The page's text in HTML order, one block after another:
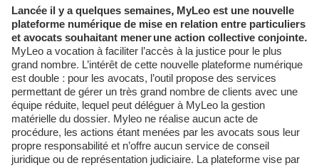
Lancée il y a quelques semaines, MyLeo est une nouvelle
plateforme numérique de mise en relation entre particuliers
et avocats souhaitant mener une action collective conjointe.
MyLeo a vocation à faciliter l’accès à la justice pour le plus
grand nombre. L’intérêt de cette nouvelle plateforme numérique
est double : pour les avocats, l’outil propose des services
permettant de gérer un très grand nombre de clients avec une
équipe réduite, lequel peut déléguer à MyLeo la gestion
matérielle du dossier. Myleo ne réalise aucun acte de
procédure, les actions étant menées par les avocats sous leur
propre responsabilité et n’offre aucun service de conseil
juridique ou de représentation judiciaire. La plateforme vise par